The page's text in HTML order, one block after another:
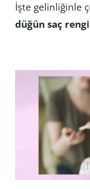
İşte gelinliğinle
düğün saç rengi